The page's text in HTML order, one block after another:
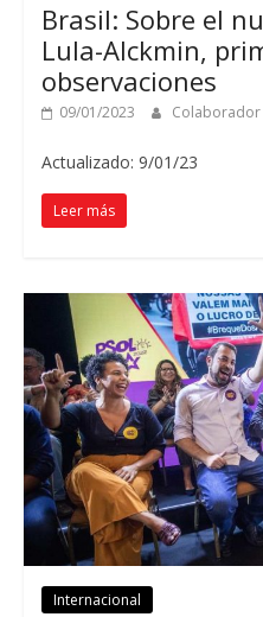
Brasil: Sobre el
Lula-Alckmin,
observaciones
09/01/2023 Colaborador
Actualizado: 9/01/23
Leer más
Internacional